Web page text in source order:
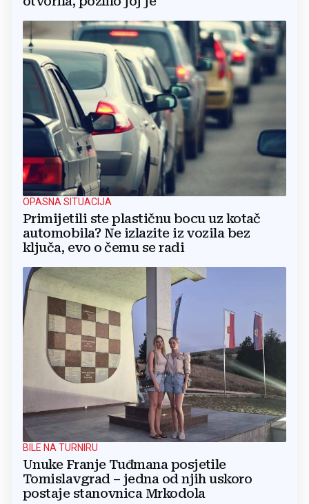
OPASNA SITUACIJA
Primijetili ste plastičnu bocu uz kotač
automobila? Ne izlazite iz vozila bez
ključa, evo o čemu se radi
BILE NA TURNIRU
Unuke Franje Tuđmana posjetile
Tomislavgrad – jedna od njih uskoro
postaje stanovnica Mrkodola